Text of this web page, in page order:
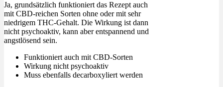
Ja, grundsätzlich funktioniert das Rezept auch
mit CBD-reichen Sorten ohne oder mit sehr
niedrigem THC-Gehalt. Die Wirkung ist dann
nicht psychoaktiv, kann aber entspannend und
angstlösend sein.
Funktioniert auch mit CBD-Sorten
Wirkung nicht psychoaktiv
Muss ebenfalls decarboxyliert werden